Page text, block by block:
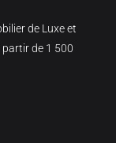
de Luxe et
partir de 1 500